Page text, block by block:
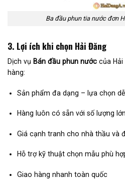
Ba đầu phun tia nước đơn
3. Lợi ích khi chọn Hải Đăng
Dịch vụ Bán đầu phun nước của
hàng:
Sản phẩm đa dạng – lựa chọn
Hàng luôn có sẵn với số lượng lớn
Giá cạnh tranh cho nhà thầu và
Hỗ trợ kỹ thuật chọn mẫu phù
Giao hàng nhanh toàn quốc